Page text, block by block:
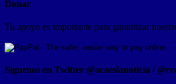
Donar
Tu apoyo es importante para garantizar
Síguenos en Twitter @acaeslanoticia /